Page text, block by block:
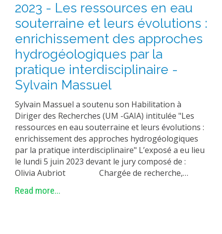
2023 - Les ressources en eau
souterraine et leurs évolutions :
enrichissement des approches
hydrogéologiques par la
pratique interdisciplinaire -
Sylvain Massuel
Sylvain Massuel a soutenu son Habilitation à
Diriger des Recherches (UM -GAIA) intitulée "Les
ressources en eau souterraine et leurs évolutions :
enrichissement des approches hydrogéologiques
par la pratique interdisciplinaire" L’exposé a eu lieu
le lundi 5 juin 2023 devant le jury composé de :
Olivia Aubriot Chargée de recherche,…
Read more...